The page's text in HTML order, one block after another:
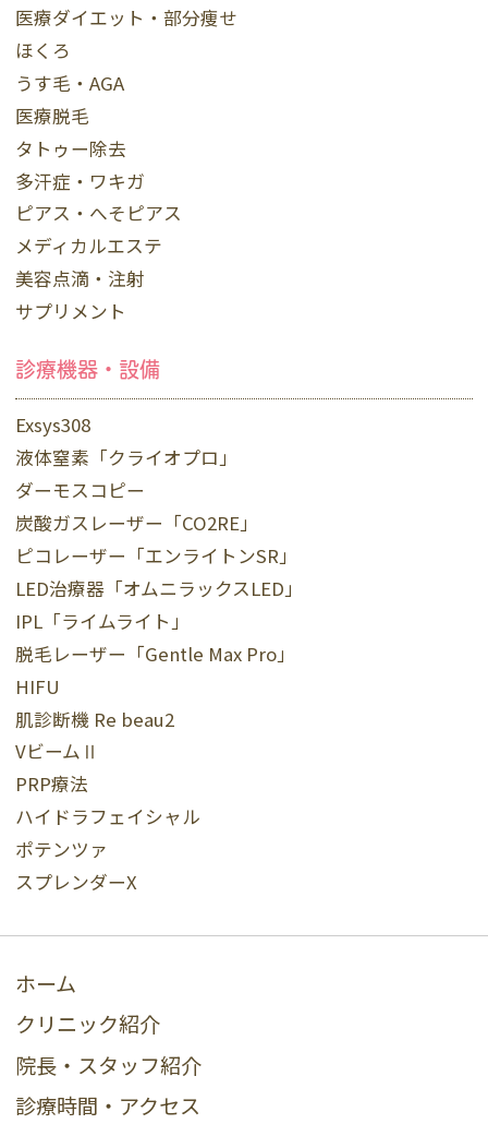
医療ダイエット・部分痩せ
ほくろ
うす毛・AGA
医療脱毛
タトゥー除去
多汗症・ワキガ
ピアス・へそピアス
メディカルエステ
美容点滴・注射
サプリメント
診療機器・設備
Exsys308
液体窒素「クライオプロ」
ダーモスコピー
炭酸ガスレーザー「CO2RE」
ピコレーザー「エンライトンSR」
LED治療器「オムニラックスLED」
IPL「ライムライト」
脱毛レーザー「Gentle Max Pro」
HIFU
肌診断機 Re beau2
VビームⅡ
PRP療法
ハイドラフェイシャル
ポテンツァ
スプレンダーX
ホーム
クリニック紹介
院長・スタッフ紹介
診療時間・アクセス